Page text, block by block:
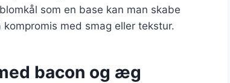
som en base kan man skabe
med smag eller tekstur.
bacon og æg